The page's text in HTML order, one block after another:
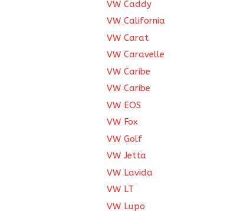
VW Caddy
VW California
VW Carat
VW Caravelle
VW Caribe
VW Caribe
VW EOS
VW Fox
VW Golf
VW Jetta
VW Lavida
VW LT
VW Lupo